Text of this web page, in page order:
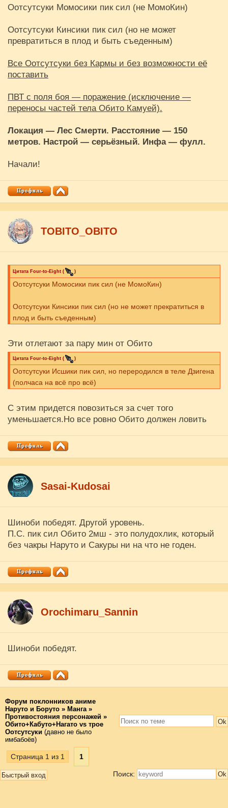
Оотсутсуки Момосики пик сил (не МомоКин)
Оотсутсуки Кинсики пик сил (но не может
превратиться в плод и быть съеденным)
Все Оотсутсуки без Кармы и без возможности её
поставить
ПВТ с поля боя — поражение (исключение —
переносы частей тела Обито Камуей).
Локация — Лес Смерти. Расстояние — 150
метров. Настрой — серьёзный. Инфа — фулл.
Начали!
ТОBITO_OBITO
Цитата Four-to-Eight ( )
Оотсутсуки Момосики пик сил (не МомоКин)
Оотсутсуки Кинсики пик сил (но не может прекратиться в
плод и быть съеденным)
Эти отлетают за пару мин от Обито
Цитата Four-to-Eight ( )
Оотсутсуки Исшики пик сил, но переродился в теле Дзигена
(полчаса на всё про всё)
С этим придется повозиться за счет того
уменьшается.Но все ровно Обито должен ловить
Sasai-Kudosai
Шиноби победят. Другой уровень.
П.С. пик сил Обито 2мш - это полудохлик, который
без чакры Наруто и Сакуры ни на что не годен.
Orochimaru_Sannin
Шиноби победят.
Форум поклонников аниме
Наруто и Боруто » Манга »
Противостояния персонажей »
Обито+Кабуто+Нагато vs трое
Оотсутсуки (давно не было
имбабоёв)
Страница 1 из 1 1
Поиск: